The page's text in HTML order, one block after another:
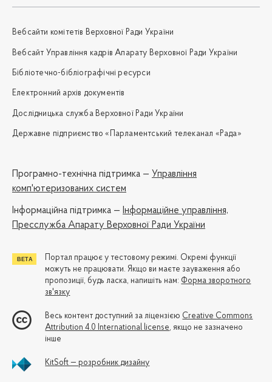
Вебсайти комітетів Верховної Ради України
Вебсайт Управління кадрів Апарату Верховної Ради України
Бібліотечно-бібліографічні ресурси
Електронний архів документів
Дослідницька служба Верховної Ради України
Державне підприємство «Парламентський телеканал «Рада»
Програмно-технічна підтримка — Управління
комп'ютеризованих систем
Iнформаційна підтримка — Інформаційне управління,
Пресслужба Апарату Верховної Ради України
Портал працює у тестовому режимі. Окремі функції
можуть не працювати. Якщо ви маєте зауваження або
пропозиції, будь ласка, напишіть нам: Форма зворотного
зв'язку
Весь контент доступний за ліцензією Creative Commons
Attribution 4.0 International license, якщо не зазначено
інше
KitSoft — розробник дизайну